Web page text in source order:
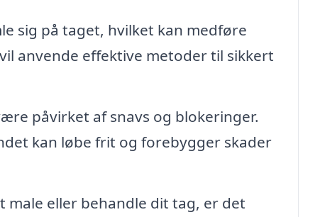
sig på taget, hvilket kan medføre
anvende effektive metoder til sikkert
påvirket af snavs og blokeringer.
kan løbe frit og forebygger skader
male eller behandle dit tag, er det